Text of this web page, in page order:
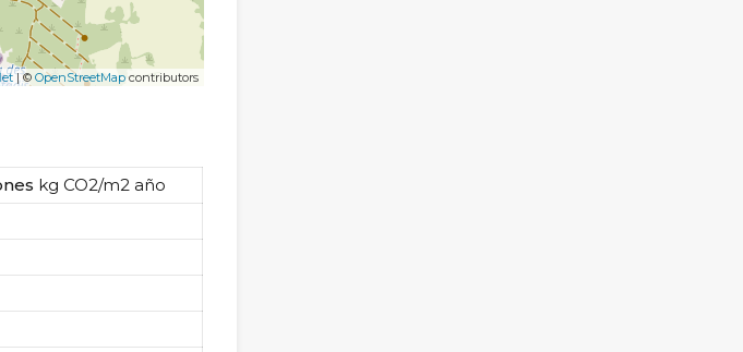
| © OpenStreetMapcontributors
kg CO2/m2 año